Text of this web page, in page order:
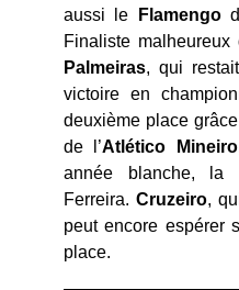
aussi le
Flamengo
Finaliste
Palmeiras, qui
victoire en
deuxième place
de l’Atlético Mineiro
année blanche, la
Ferreira. Cruzeiro,
peut encore espérer
place.